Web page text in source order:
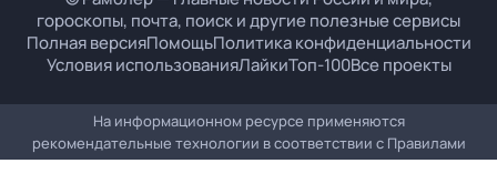
гороскопы, почта, поиск и другие полезные сервисы
Полная версияПомощьПолитика конфиденциальности
Условия использованияЛайкиТоп-100Все проекты
На информационном ресурсе применяются
рекомендательные технологии в соответствии с Правилами